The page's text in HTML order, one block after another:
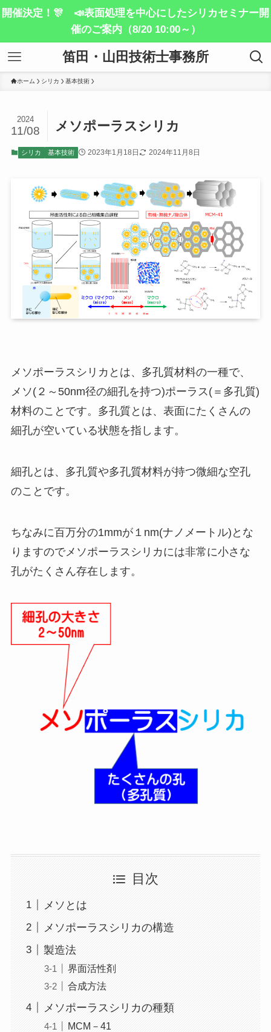
開催決定！🎊 📣表面処理を中心にしたシリカセミナー開
催のご案内（8/20 10:00～）
笛田・山田技術士事務所
ホーム シリカ 基本技術
メソポーラスシリカ
2024
11/08
シリカ 基本技術 2023年1月18日 2024年11月8日
メソポーラスシリカとは、多孔質材料の一種で、
メソ(２～50nm径の細孔を持つ)ポーラス(＝多孔質)
材料のことです。多孔質とは、表面にたくさんの
細孔が空いている状態を指します。
細孔とは、多孔質や多孔質材料が持つ微細な空孔
のことです。
ちなみに百万分の1mmが１nm(ナノメートル)とな
りますのでメソポーラスシリカには非常に小さな
孔がたくさん存在します。
目次
メソとは
メソポーラスシリカの構造
製造法
界面活性剤
合成方法
メソポーラスシリカの種類
MCM－41